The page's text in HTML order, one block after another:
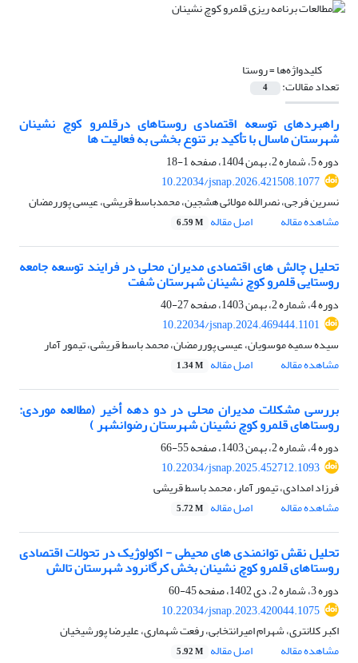
کلیدواژه‌ها =روستا
تعداد مقالات: 4
راهبردهای توسعه اقتصادی روستاهای درقلمرو کوچ نشینان
شهرستان ماسال با تأکید بر تنوع بخشی به فعالیت ها
دوره 5، شماره 2، بهمن 1404، صفحه
1-18
10.22034/jsnap.2026.421508.1077
نسرین فرجی، نصرالله مولائی هشجین، محمدباسط قریشی، عیسی پوررمضان
مشاهده مقاله
اصل مقاله 6.59 M
تحلیل چالش های اقتصادی مدیران محلی در فرایند توسعه جامعه
روستایی قلمرو کوچ نشینان شهرستان شفت
دوره 4، شماره 2، بهمن 1403، صفحه
27-40
10.22034/jsnap.2024.469444.1101
سیده سمیه موسویان، عیسی پوررمضان، محمد باسط قریشی، تیمور آمار
مشاهده مقاله
اصل مقاله 1.34 M
بررسی مشکلات مدیران محلی در دو دهه أخیر (مطالعه موردی:
روستاهای قلمرو کوچ نشینان شهرستان رضوانشهر )
دوره 4، شماره 2، بهمن 1403، صفحه
55-66
10.22034/jsnap.2025.452712.1093
فرزاد امدادی، تیمور آمار، محمد باسط قریشی
مشاهده مقاله
اصل مقاله 5.72 M
تحلیل نقش توانمندی های محیطی - اکولوژیک در تحولات اقتصادی
روستاهای قلمرو کوچ نشینان بخش کرگانرود شهرستان تالش
دوره 3، شماره 2، دی 1402، صفحه
45-60
10.22034/jsnap.2023.420044.1075
اکبر کلانتری، شهرام امیرانتخابی، رفعت شهماری، علیرضا پورشیخیان
مشاهده مقاله
اصل مقاله 5.92 M